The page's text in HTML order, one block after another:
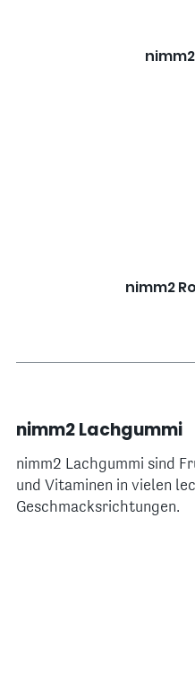
nimm2
nimm2 Lachgummi
nimm2 Lachgummi sind
und Vitaminen in vielen
Geschmacksrichtungen.